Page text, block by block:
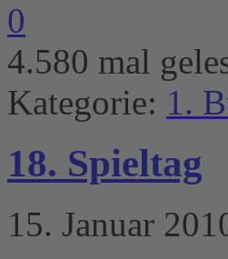
0
4.580 mal
Kategorie: 1.
18. Spieltag
15. Januar